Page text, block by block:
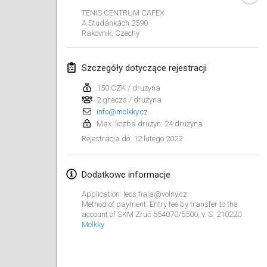
TENIS CENTRUM CAFEX
A Studánkách 2590
Rakovnik, Czechy
Szczegóły dotyczące rejestracji
150 CZK / drużyna
2 graczs / drużyna
info@molkky.cz
Max. liczba drużyn: 24 drużyna
Rejestracja do: 12 lutego 2022
Dodatkowe informacje
Application: leos.fiala@volny.cz
Method of payment: Entry fee by transfer to the
account of SKM Zruč 554070/5500, v. S. 210220
Mölkky
luty 2022
4 lut 2022| Czechy
TangoMölkky
5 lut 2022|Finlandia
Kohti Kisoja
Yamagata Tournament
13 lut 2022|Japonia
West Indiv Cup